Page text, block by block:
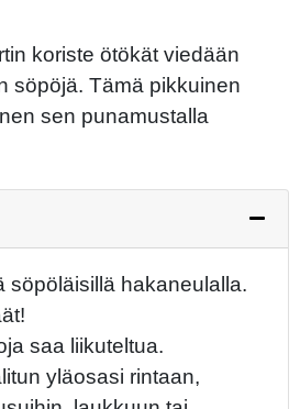
koriste ötökät viedään
söpöjä. Tämä pikkuinen
sen punamustalla
söpöläisillä hakaneulalla.
saa liikuteltua.
yläosasi rintaan,